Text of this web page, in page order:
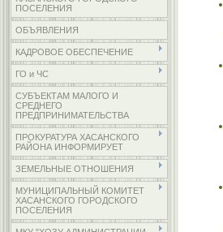
ПОСЕЛЕНИЯ
ОБЪЯВЛЕНИЯ
КАДРОВОЕ ОБЕСПЕЧЕНИЕ
ГО и ЧС
СУБЪЕКТАМ МАЛОГО И
СРЕДНЕГО
ПРЕДПРИНИМАТЕЛЬСТВА
ПРОКУРАТУРА ХАСАНСКОГО
РАЙОНА ИНФОРМИРУЕТ
ЗЕМЕЛЬНЫЕ ОТНОШЕНИЯ
МУНИЦИПАЛЬНЫЙ КОМИТЕТ
ХАСАНСКОГО ГОРОДСКОГО
ПОСЕЛЕНИЯ